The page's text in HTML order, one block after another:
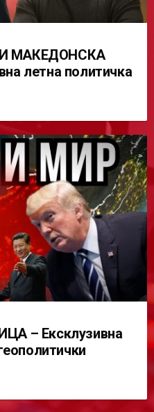
МАКЕДОНСКА
летна политичка
– Ексклузивна